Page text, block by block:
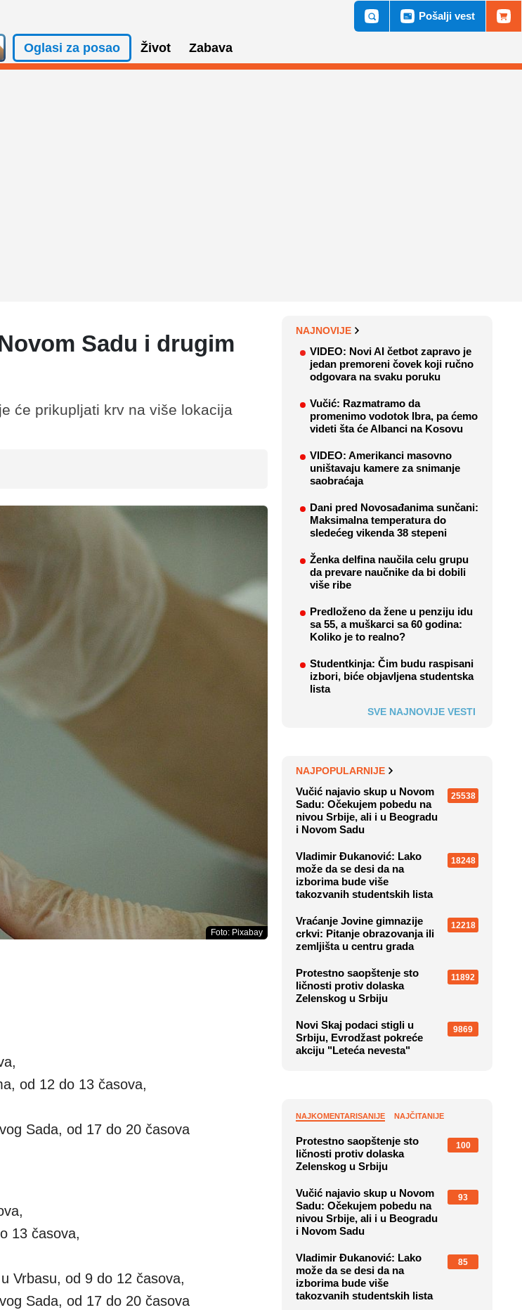
Oglasi za posao Život Zabava
Pošalji vest
Sadu i drugim
će prikupljati krv na više lokacija
Foto: Pixabay
od 12 do 13 časova,
Sada, od 17 do 20 časova
13 časova,
Vrbasu, od 9 do 12 časova,
Sada, od 17 do 20 časova
NAJNOVIJE
VIDEO: Novi AI četbot zapravo je
jedan premoreni čovek koji ručno
odgovara na svaku poruku
Vučić: Razmatramo da
promenimo vodotok Ibra, pa ćemo
videti šta će Albanci na Kosovu
VIDEO: Amerikanci masovno
uništavaju kamere za snimanje
saobraćaja
Dani pred Novosađanima sunčani:
Maksimalna temperatura do
sledećeg vikenda 38 stepeni
Ženka delfina naučila celu grupu
da prevare naučnike da bi dobili
više ribe
Predloženo da žene u penziju idu
sa 55, a muškarci sa 60 godina:
Koliko je to realno?
Studentkinja: Čim budu raspisani
izbori, biće objavljena studentska
lista
SVE NAJNOVIJE VESTI
NAJPOPULARNIJE
Vučić najavio skup u Novom
Sadu: Očekujem pobedu na
nivou Srbije, ali i u Beogradu
i Novom Sadu
25538
Vladimir Đukanović: Lako
može da se desi da na
izborima bude više
takozvanih studentskih lista
18248
Vraćanje Jovine gimnazije
crkvi: Pitanje obrazovanja ili
zemljišta u centru grada
12218
Protestno saopštenje sto
ličnosti protiv dolaska
Zelenskog u Srbiju
11892
Novi Skaj podaci stigli u
Srbiju, Evrodžast pokreće
akciju "Leteća nevesta"
9869
NAJKOMENTARISANIJE NAJČITANIJE
Protestno saopštenje sto
ličnosti protiv dolaska
Zelenskog u Srbiju
100
Vučić najavio skup u Novom
Sadu: Očekujem pobedu na
nivou Srbije, ali i u Beogradu
i Novom Sadu
93
Vladimir Đukanović: Lako
može da se desi da na
izborima bude više
takozvanih studentskih lista
85